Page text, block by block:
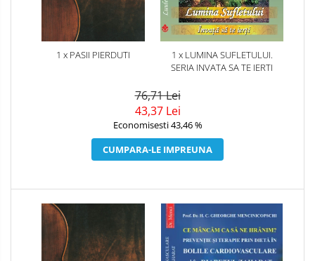
1 x PASII PIERDUTI
1 x LUMINA SUFLETULUI.
SERIA INVATA SA TE IERTI
76,71 Lei
43,37 Lei
Economisesti 43,46 %
CUMPARA-LE IMPREUNA